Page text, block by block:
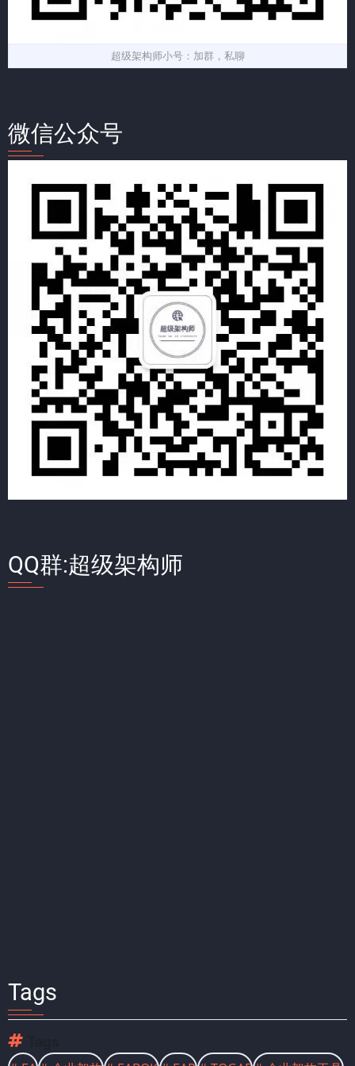
超级架构师小号：加群，私聊
微信公众号
QQ群:超级架构师
Tags